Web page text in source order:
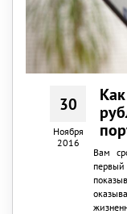
30
Ноября
2016
Вам